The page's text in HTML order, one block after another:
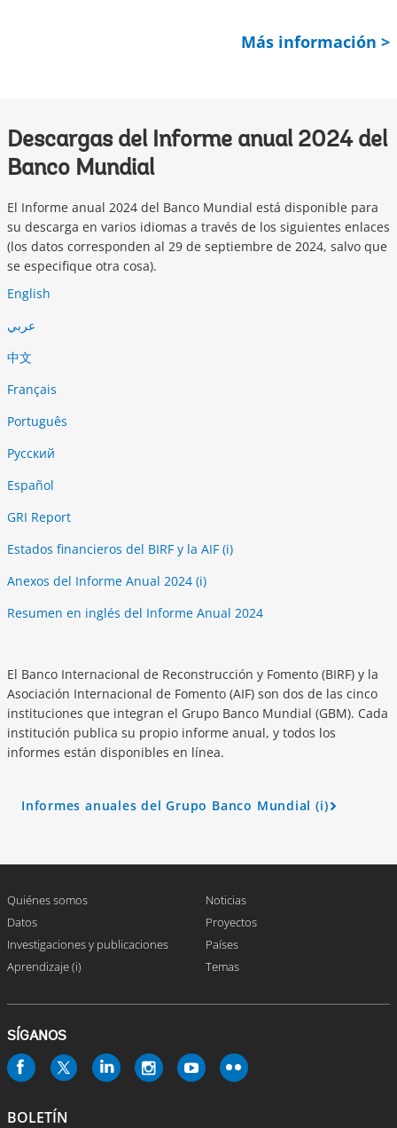
Más información >
Descargas del Informe anual 2024 del
Banco Mundial
El Informe anual 2024 del Banco Mundial está disponible para
su descarga en varios idiomas a través de los siguientes enlaces
(los datos corresponden al 29 de septiembre de 2024, salvo que
se especifique otra cosa).
English
中文
Français
Português
Русский
Español
GRI Report
Estados financieros del BIRF y la AIF (i)
Anexos del Informe Anual 2024 (i)
Resumen en inglés del Informe Anual 2024
El Banco Internacional de Reconstrucción y Fomento (BIRF) y la
Asociación Internacional de Fomento (AIF) son dos de las cinco
instituciones que integran el Grupo Banco Mundial (GBM). Cada
institución publica su propio informe anual, y todos los
informes están disponibles en línea.
Informes anuales del Grupo Banco Mundial (i)
Quiénes somos
Datos
Investigaciones y publicaciones
Aprendizaje (i)
Noticias
Proyectos
Países
Temas
SÍGANOS
BOLETÍN